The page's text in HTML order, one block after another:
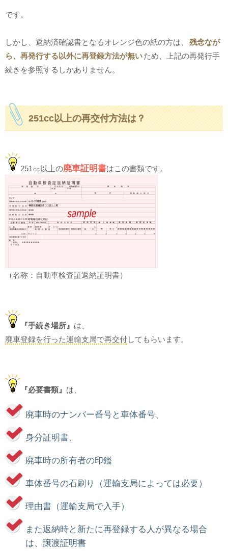
です。
しかし、返納済確認書となるオレンジ色の紙の方は、
残念なが
ら、再発行する以外に再登録方法が無いため、上記の再発行手
続きを参照するしかありません。
251cc以上の再交付方法は？
251㏄以上の廃車証明書はこの書類です。
（名称：自動車検査証返納証明書）
『手続き場所』 は、
廃車登録を行った運輸支局で再交付してもらいます。
『必要書類』 は、
廃車時のナンバー番号と車体番号、
身分証明書、
廃車時の所有者の印鑑
車体番号の石刷り（運輸支局によっては必要）
理由書（運輸支局で入手）
また返納時と新たに再登録する人が異なる場合
は、譲渡証明書